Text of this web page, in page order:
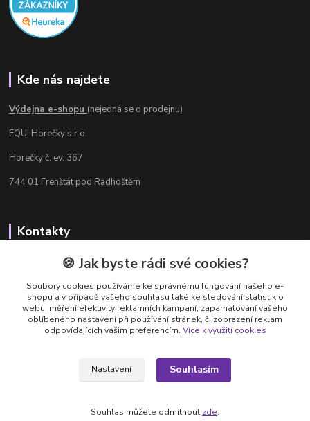
Kde nás najdete
Výdejna e-shopu (nejedná se o prodejnu)
EQUI Horečky s.r.o.
Horečky č. ev. 367
744 01 Frenštát pod Radhoštěm
Kontakty
Radka Chamrádová
+420 737 484 708
Výdejna e-shopu: Po-Ne, 8-20 hod.
info@equi-horecky.cz
Frenštát pod Radhoštěm, C 93460 vedená u Krajského soudu v Ostravě
🍪 Jak byste rádi své cookies?
Soubory cookies používáme ke správnému fungování našeho e-
shopu a v případě vašeho souhlasu také ke sledování statistik o
webu, měření efektivity reklamních kampaní, zapamatování vašeho
oblíbeného nastavení při používání stránek, či zobrazení reklam
odpovídajících vašim preferencím. Více k využití cookies
Nastavení Souhlasím
Souhlas můžete odmítnout zde.